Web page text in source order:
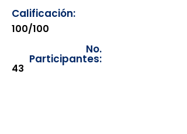
Calificación:
100/100
No.
Participantes:
43